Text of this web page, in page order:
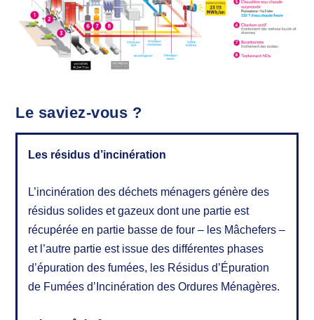
Le saviez-vous ?
Les résidus d’incinération
L’incinération des déchets ménagers génère des
résidus solides et gazeux dont une partie est
récupérée en partie basse de four – les Mâchefers –
et l’autre partie est issue des différentes phases
d’épuration des fumées, les Résidus d’Épuration
de Fumées d’Incinération des Ordures Ménagères.